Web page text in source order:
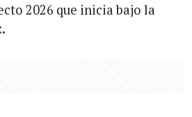
2026 que inicia bajo la